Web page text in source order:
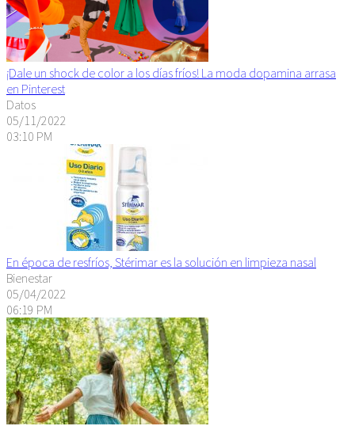
¡Dale un shock de color a los días fríos! La moda dopamina arrasa
en Pinterest
Datos
05/11/2022
03:10 PM
En época de resfríos, Stérimar es la solución en limpieza nasal
Bienestar
05/04/2022
06:19 PM